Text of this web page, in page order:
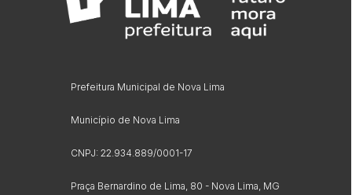
Prefeitura Municipal de Nova Lima
Município de Nova Lima
CNPJ: 22.934.889/0001-17
Praça Bernardino de Lima, 80 - Nova Lima, MG